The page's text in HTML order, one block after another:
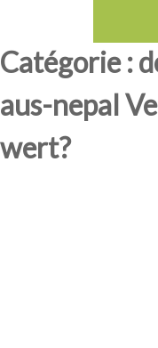
Catégorie :
aus-nepal
wert?